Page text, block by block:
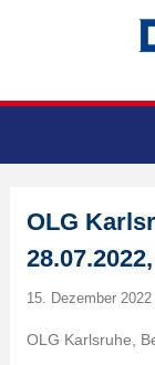
OLG
15. Dezember 2022
OLG Karlsruhe,